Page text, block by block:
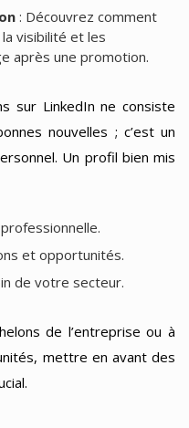
: Découvrez comment
visibilité et les
après une promotion.
sur LinkedIn ne consiste
nouvelles ; c’est un
Un profil bien mis
et opportunités.
de votre secteur.
de l’entreprise ou à
mettre en avant des